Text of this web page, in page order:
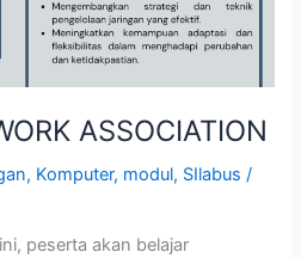
ASSOCIATION
, Komputer, modul, SIlabus /
peserta akan belajar